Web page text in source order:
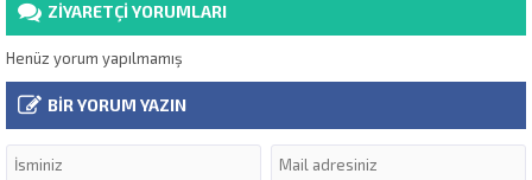
ZİYARETÇİ YORUMLARI
Henüz yorum yapılmamış
BİR YORUM YAZIN